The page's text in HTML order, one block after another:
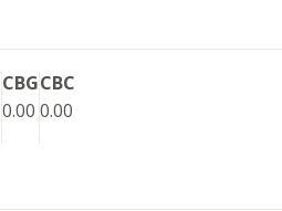
CBG
0.00
CBC
0.00